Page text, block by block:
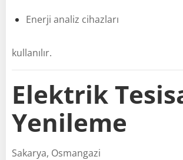
Enerji analiz cihazları
kullanılır.
Elektrik
Yenileme
Sakarya, Osmangazi